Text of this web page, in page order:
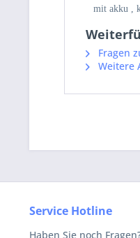
mit akku ,
Fragen
Weitere
Service Hotline
Haben Sie noch